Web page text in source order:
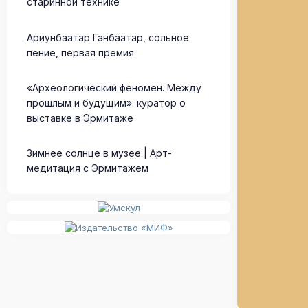
Ариунбаатар Ганбаатар, сольное
пение, первая премия
«Археологический феномен. Между
прошлым и будущим»: куратор о
выставке в Эрмитаже
Зимнее солнце в музее | Арт-
медитация с Эрмитажем